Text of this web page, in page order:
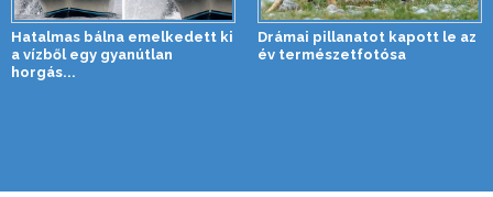
Hatalmas bálna emelkedett ki
a vízből egy gyanútlan
horgás...
Drámai pillanatot kapott le az
év természetfotósa